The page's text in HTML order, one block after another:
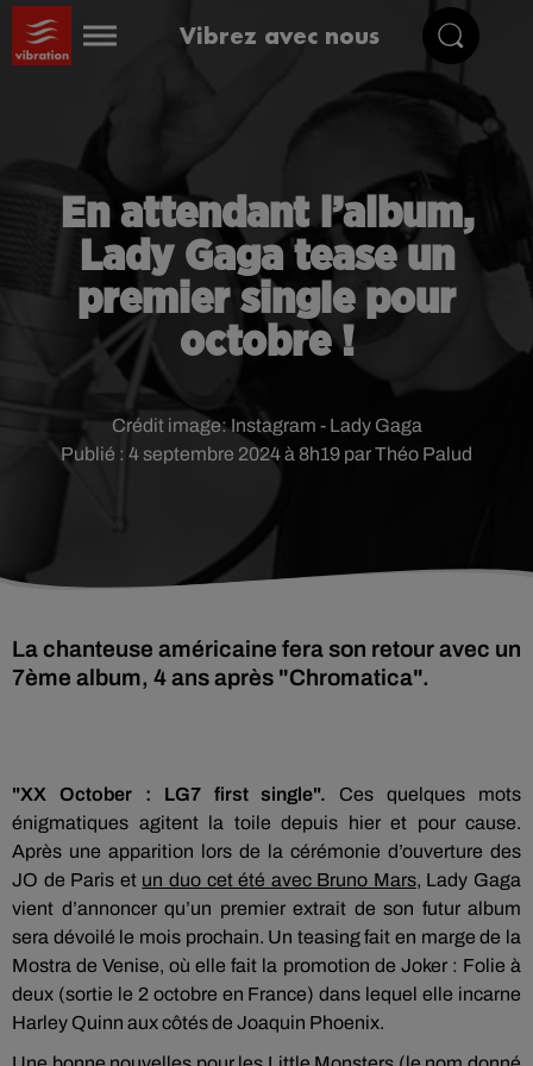
Vibrez avec nous
En attendant l’album,
Lady Gaga tease un
premier single pour
octobre !
Publié : 4 septembre 2024 à 8h19 par Théo Palud
Crédit image:Instagram - Lady Gaga
La chanteuse américaine fera son retour avec un
7ème album, 4 ans après "Chromatica".
"XX October : LG7 first single". Ces quelques mots
énigmatiques agitent la toile depuis hier et pour cause.
Après une apparition lors de la cérémonie d’ouverture des
JO de Paris et un duo cet été avec Bruno Mars, Lady Gaga
vient d’annoncer qu’un premier extrait de son futur album
sera dévoilé le mois prochain. Un teasing fait en marge de la
Mostra de Venise, où elle fait la promotion de Joker : Folie à
deux (sortie le 2 octobre en France) dans lequel elle incarne
Harley Quinn aux côtés de Joaquin Phoenix.